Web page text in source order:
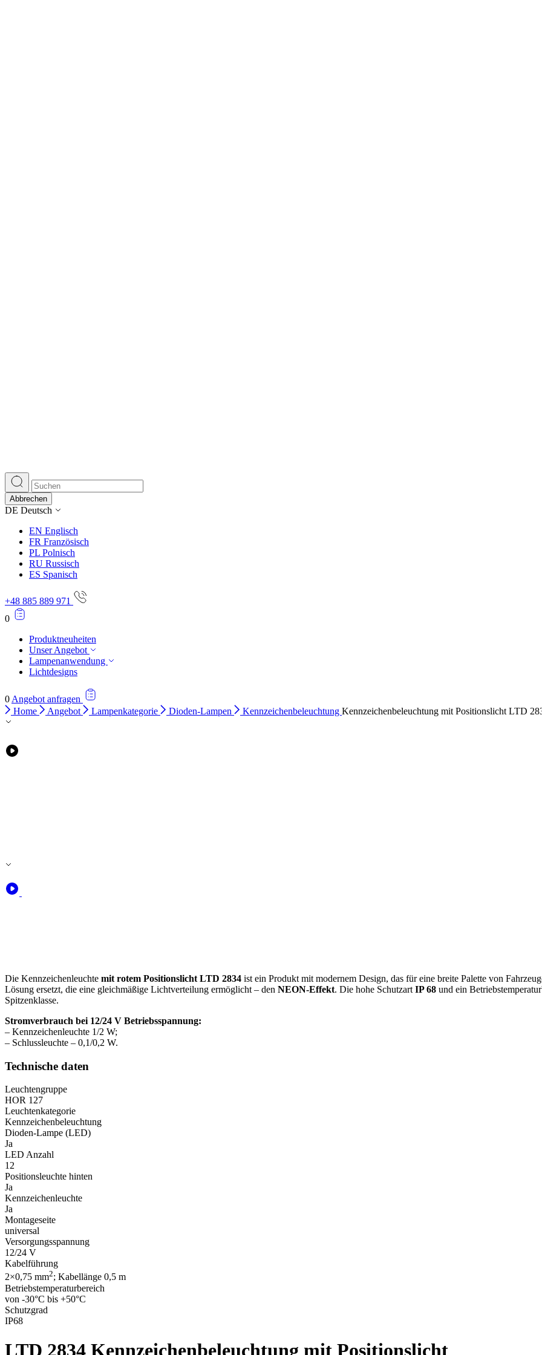
Abbrechen
DE Deutsch
EN Englisch
FR Französisch
PL Polnisch
RU Russisch
ES Spanisch
+48 885 889 971
0
Produktneuheiten
Unser Angebot
Lampenanwendung
Lichtdesigns
0 Angebot anfragen
Home
Angebot Lampenkategorie Dioden-Lampen Kennzeichenbeleuchtung Kennzeichenbeleuchtung mit Positionslicht LTD
Die Kennzeichenleuchte mit rotem Positionslicht LTD 2834 ist ein Produkt mit modernem Design, das für eine breite Palette von
Lösung ersetzt, die eine gleichmäßige Lichtverteilung ermöglicht – den NEON-Effekt. Die hohe Schutzart IP 68 und ein
Spitzenklasse.
Stromverbrauch bei 12/24 V Betriebsspannung:
– Kennzeichenleuchte 1/2 W;
– Schlussleuchte – 0,1/0,2 W.
Technische daten
Leuchtengruppe
HOR 127
Leuchtenkategorie
Kennzeichenbeleuchtung
Dioden-Lampe (LED)
Ja
LED Anzahl
12
Positionsleuchte hinten
Ja
Kennzeichenleuchte
Ja
Montageseite
universal
Versorgungsspannung
12/24 V
Kabelführung
2×0,75 mm2; Kabellänge 0,5 m
Betriebstemperaturbereich
von -30°C bis +50°C
Schutzgrad
IP68
LTD 2834 Kennzeichenbeleuchtung mit Positionslicht